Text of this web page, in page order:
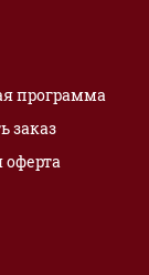
программа
заказ